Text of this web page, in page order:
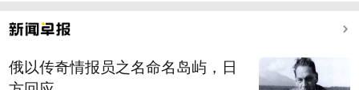
俄以传奇情报员之名命名岛屿，日